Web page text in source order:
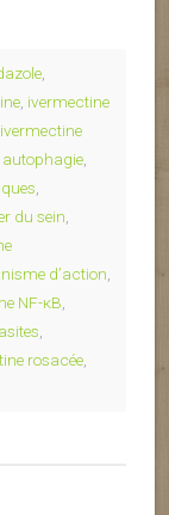
ivermectine
ivermectine
du sein
d’action
NF-κB
rosacée